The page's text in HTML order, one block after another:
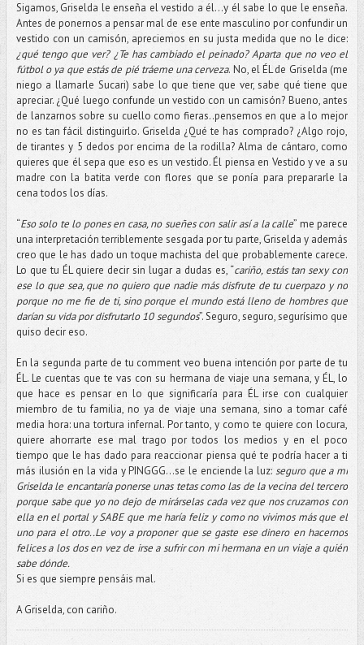
Sigamos, Griselda le enseña el vestido a él…y él sabe lo que le enseña.
Antes de ponernos a pensar mal de ese ente masculino por confundir un
vestido con un camisón, apreciemos en su justa medida que no le dice:
¿qué tengo que ver? ¿Te has cambiado el peinado? Aparta que no veo el
fútbol o ya que estás de pié tráeme una cerveza. No, el ÉL de Griselda (me
niego a llamarle Sucari) sabe lo que tiene que ver, sabe qué tiene que
apreciar. ¿Qué luego confunde un vestido con un camisón? Bueno, antes
de lanzarnos sobre su cuello como fieras..pensemos en que a lo mejor
no es tan fácil distinguirlo. Griselda ¿Qué te has comprado? ¿Algo rojo,
de tirantes y 5 dedos por encima de la rodilla? Alma de cántaro, como
quieres que él sepa que eso es un vestido. Él piensa en Vestido y ve a su
madre con la batita verde con flores que se ponía para prepararle la
cena todos los días.
“Eso solo te lo pones en casa, no sueñes con salir así a la calle” me parece
una interpretación terriblemente sesgada por tu parte, Griselda y además
creo que le has dado un toque machista del que probablemente carece.
Lo que tu ÉL quiere decir sin lugar a dudas es, “cariño, estás tan sexy con
ese lo que sea, que no quiero que nadie más disfrute de tu cuerpazo y no
porque no me fie de ti, sino porque el mundo está lleno de hombres que
darían su vida por disfrutarlo 10 segundos”. Seguro, seguro, segurísimo que
quiso decir eso.
En la segunda parte de tu comment veo buena intención por parte de tu
ÉL. Le cuentas que te vas con su hermana de viaje una semana, y ÉL, lo
que hace es pensar en lo que significaría para ÉL irse con cualquier
miembro de tu familia, no ya de viaje una semana, sino a tomar café
media hora: una tortura infernal. Por tanto, y como te quiere con locura,
quiere ahorrarte ese mal trago por todos los medios y en el poco
tiempo que le has dado para reaccionar piensa qué te podría hacer a ti
más ilusión en la vida y PINGGG…se le enciende la luz: seguro que a mi
Griselda le encantaría ponerse unas tetas como las de la vecina del tercero
porque sabe que yo no dejo de mirárselas cada vez que nos cruzamos con
ella en el portal y SABE que me haría feliz y como no vivimos más que el
uno para el otro..Le voy a proponer que se gaste ese dinero en hacernos
felices a los dos en vez de irse a sufrir con mi hermana en un viaje a quién
sabe dónde.
Si es que siempre pensáis mal.
A Griselda, con cariño.